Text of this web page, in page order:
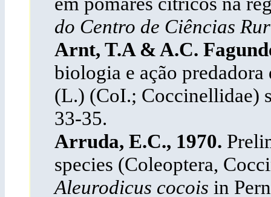
do Centro de Ciências
Arnt, T.A & A.C.
biologia e ação
(L.) (CoI.; Coccinellidae)
33-35.
Arruda, E.C., 1970.
species (Coleoptera,
Aleurodicus cocois in